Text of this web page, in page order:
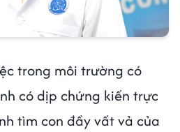
trong môi trường có
có dịp chứng kiến trực
tìm con đầy vất vả của